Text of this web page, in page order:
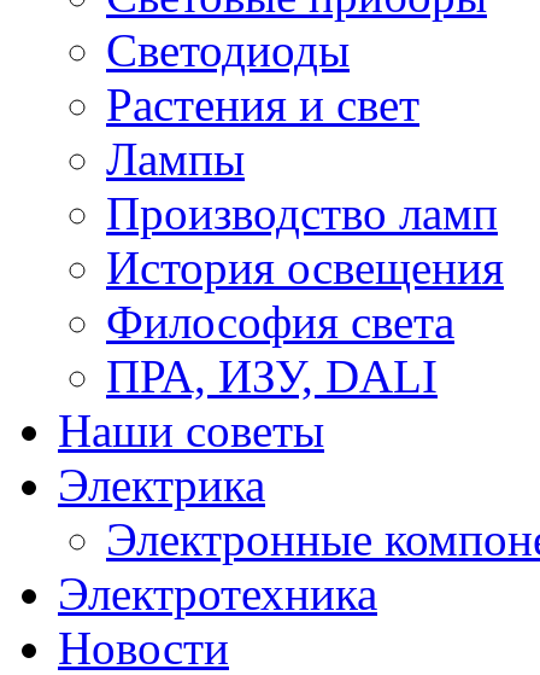
Светодиоды
Растения и свет
Лампы
Производство ламп
История освещения
Философия света
ПРА, ИЗУ, DALI
Наши советы
Электрика
Электронные
Электротехника
Новости